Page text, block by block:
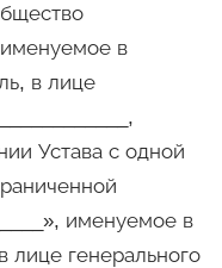
именуемое в
в лице
Устава с одной
именуемое в
лице генерального